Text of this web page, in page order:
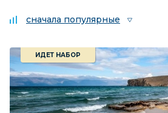
сначала популярные
ИДЕТ НАБОР